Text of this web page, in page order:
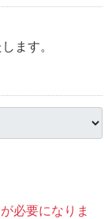
ます。
必要になりま